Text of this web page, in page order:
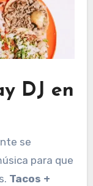
DJ en
se
para que
Tacos +